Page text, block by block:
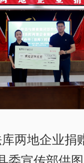
两地企业捐